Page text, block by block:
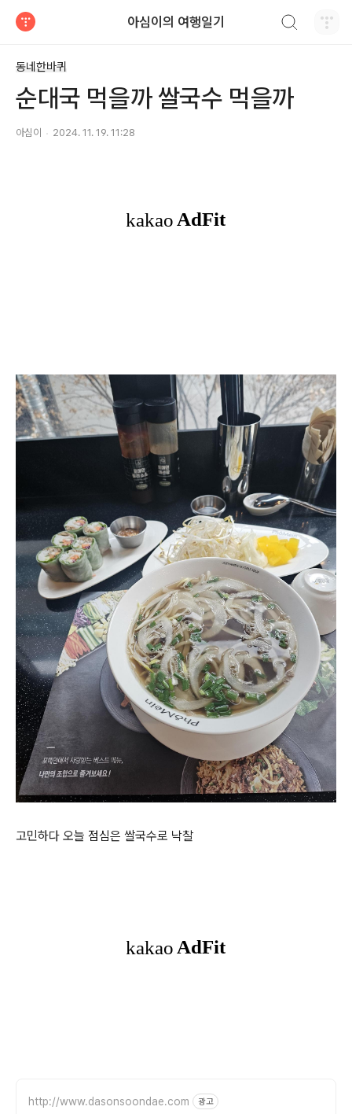
아심이의 여행일기
동네한바퀴
순대국 먹을까 쌀국수 먹을까
아심이 2024. 11. 19. 11:28
고민하다 오늘 점심은 쌀국수로 낙찰
http://www.dasonsoondae.com 광고